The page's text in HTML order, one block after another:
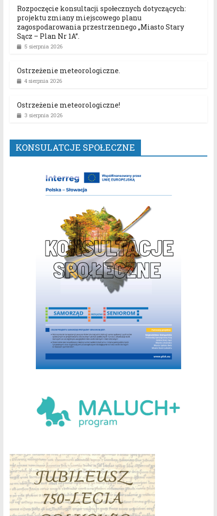
Rozpoczęcie konsultacji społecznych dotyczących:
projektu zmiany miejscowego planu
zagospodarowania przestrzennego „Miasto Stary
Sącz – Plan Nr 1A”.
5 sierpnia 2026
Ostrzeżenie meteorologiczne.
4 sierpnia 2026
Ostrzeżenie meteorologiczne!
3 sierpnia 2026
KONSULATCJE SPOŁECZNE